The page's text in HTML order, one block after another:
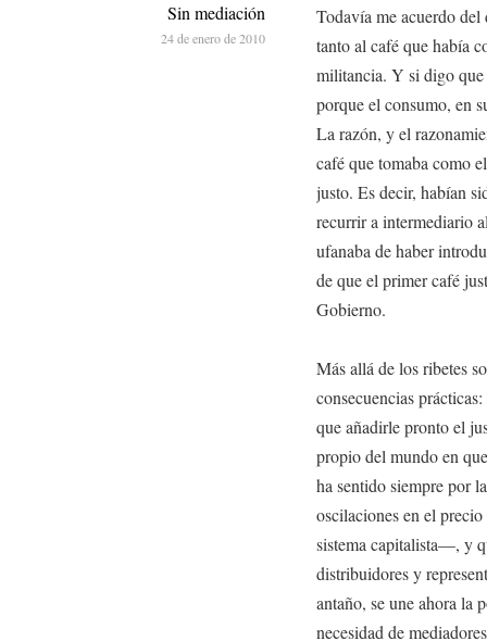
Todavía me acuerdo
tanto al café que había
militancia. Y si digo que
porque el consumo, en
La razón, y el
café que tomaba como
justo. Es decir, habían
recurrir a intermediario
ufanaba de haber
de que el primer café
Gobierno.
Más allá de los ribetes
consecuencias
que añadirle pronto el
propio del mundo en
ha sentido siempre por
oscilaciones en el
sistema capitalista—, y
distribuidores y
antaño, se une ahora la
necesidad de
Sin mediación
24 de enero de 2010